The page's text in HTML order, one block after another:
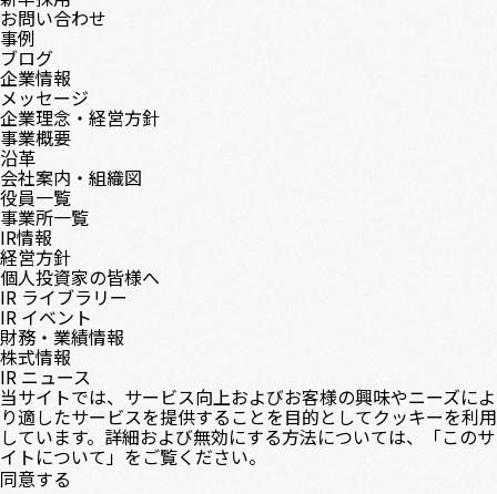
お問い合わせ
事例
ブログ
企業情報
メッセージ
企業理念・経営方針
事業概要
沿革
会社案内・組織図
役員一覧
事業所一覧
IR情報
経営方針
個人投資家の皆様へ
IR ライブラリー
IR イベント
財務・業績情報
株式情報
IR ニュース
当サイトでは、サービス向上およびお客様の興味やニーズによ
り適したサービスを提供することを目的としてクッキーを利用
しています。詳細および無効にする方法については、「このサ
イトについて 」をご覧ください。
同意する